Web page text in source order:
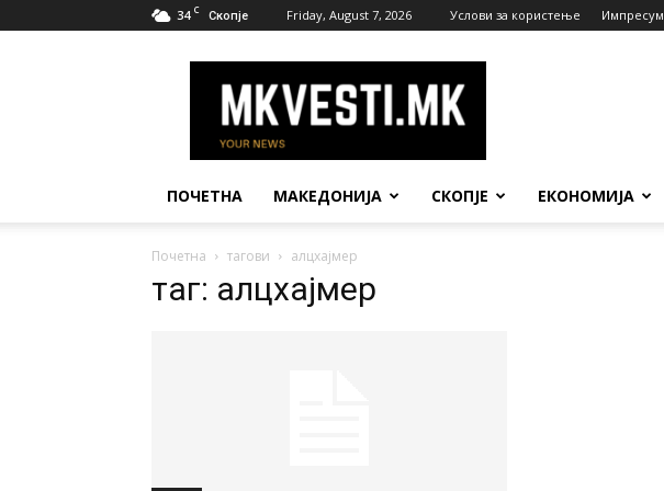
34 C Скопје Friday, August 7, 2026 Услови за користење Импресум
Вести
ПОЧЕТНА МАКЕДОНИЈА СКОПЈЕ ЕКОНОМИЈА
Почетна тагови алцхајмер
таг: алцхајмер